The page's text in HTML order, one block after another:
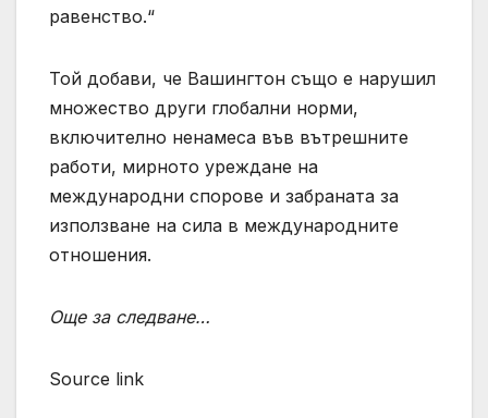
равенство.“
Той добави, че Вашингтон също е нарушил
множество други глобални норми,
включително ненамеса във вътрешните
работи, мирното уреждане на
международни спорове и забраната за
използване на сила в международните
отношения.
Още за следване…
Source link